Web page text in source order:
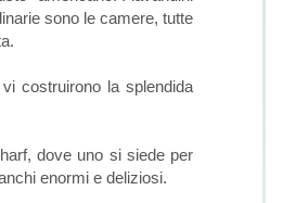
sono le camere, tutte
costruirono la splendida
dove uno si siede per
enormi e deliziosi.